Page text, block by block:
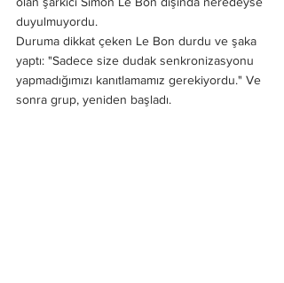
duyulmuyordu.
Duruma dikkat çeken Le Bon durdu ve şaka
yaptı: "Sadece size dudak senkronizasyonu
yapmadığımızı kanıtlamamız gerekiyordu." Ve
sonra grup, yeniden başladı.